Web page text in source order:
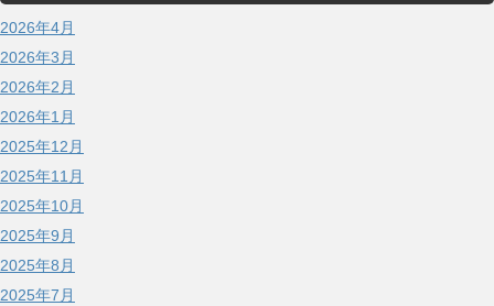
2026年4月
2026年3月
2026年2月
2026年1月
2025年12月
2025年11月
2025年10月
2025年9月
2025年8月
2025年7月